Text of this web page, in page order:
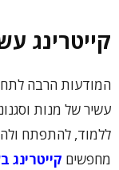
קייטרינג
המודעות הרבה
עשיר של מנות
ללמוד, להתפתח
מחפשים קייטרינג